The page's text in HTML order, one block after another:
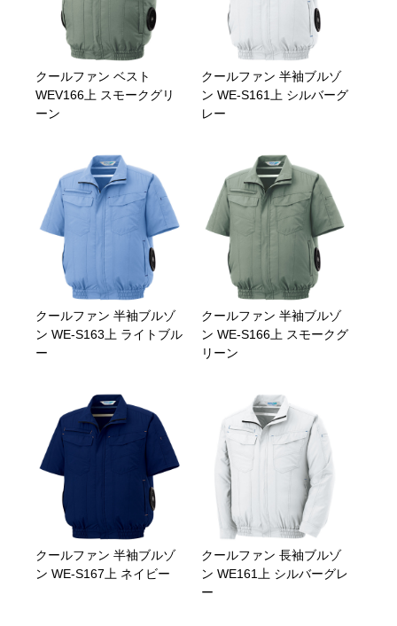
クールファン ベスト
WEV166上 スモークグリ
ーン
クールファン 半袖ブルゾ
ン WE-S161上 シルバーグ
レー
クールファン 半袖ブルゾ
ン WE-S163上 ライトブル
ー
クールファン 半袖ブルゾ
ン WE-S166上 スモークグ
リーン
クールファン 半袖ブルゾ
ン WE-S167上 ネイビー
クールファン 長袖ブルゾ
ン WE161上 シルバーグレ
ー